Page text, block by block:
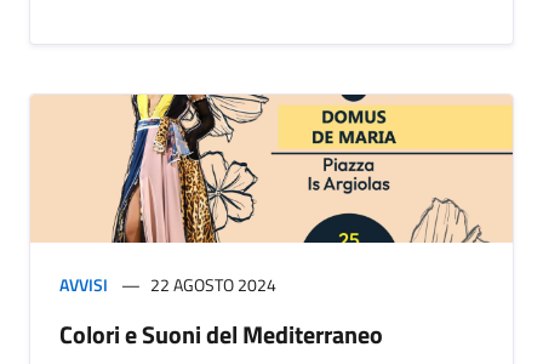
AVVISI 22 AGOSTO 2024
Colori e Suoni del Mediterraneo